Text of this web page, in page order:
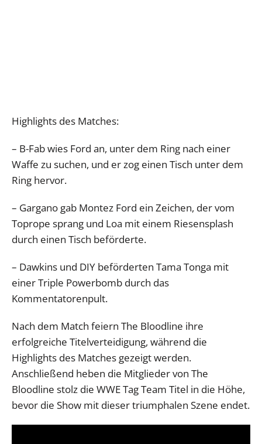
Highlights des Matches:
– B-Fab wies Ford an, unter dem Ring nach einer
Waffe zu suchen, und er zog einen Tisch unter dem
Ring hervor.
– Gargano gab Montez Ford ein Zeichen, der vom
Toprope sprang und Loa mit einem Riesensplash
durch einen Tisch beförderte.
– Dawkins und DIY beförderten Tama Tonga mit
einer Triple Powerbomb durch das
Kommentatorenpult.
Nach dem Match feiern The Bloodline ihre
erfolgreiche Titelverteidigung, während die
Highlights des Matches gezeigt werden.
Anschließend heben die Mitglieder von The
Bloodline stolz die WWE Tag Team Titel in die Höhe,
bevor die Show mit dieser triumphalen Szene endet.